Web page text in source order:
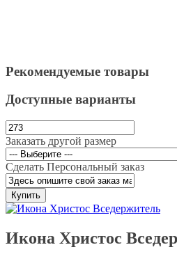
Рекомендуемые товары
Доступные варианты
Заказать другой размер
Сделать Персональный заказ
Купить
Икона Христос